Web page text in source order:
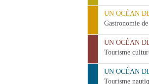
UN OCÉAN
Gastronomie
UN OCÉAN
Tourisme
UN OCÉAN
Tourisme